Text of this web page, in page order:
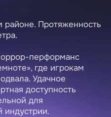
районе. Протяженность
перформанс
где игрокам
Удачное
доступность
для
индустрии.